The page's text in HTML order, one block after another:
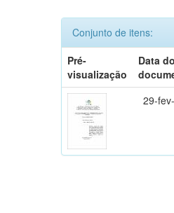
Conjunto de itens:
Pré-
visualização
Data do
29-